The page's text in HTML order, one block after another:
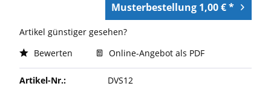
Musterbestellung 1,00 € *
Artikel günstiger gesehen?
Bewerten
Online-Angebot als PDF
Artikel-Nr.: DVS12